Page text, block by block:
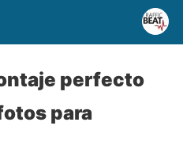
perfecto
para